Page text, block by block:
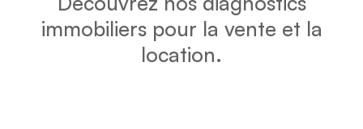
immobiliers pour la vente et la
location.